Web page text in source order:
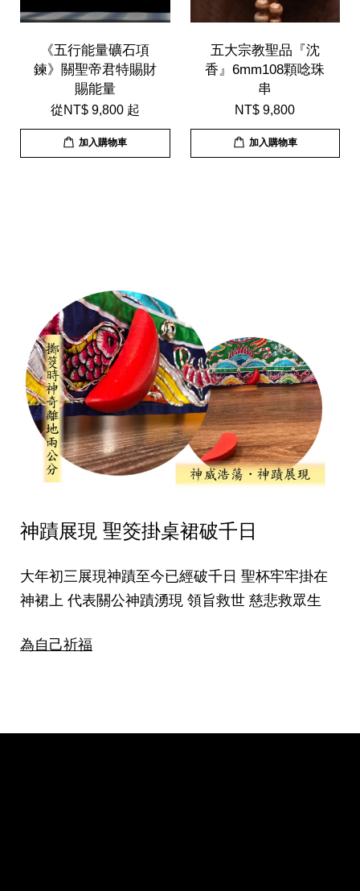
《五行能量礦石項
鍊》關聖帝君特賜財
賜能量
從NT$ 9,800 起
加入購物車
五大宗教聖品『沈
香』6mm108顆唸珠
串
NT$ 9,800
加入購物車
神蹟展現 聖筊掛桌裙破千日
大年初三展現神蹟至今已經破千日 聖杯牢牢掛在
神裙上 代表關公神蹟湧現 領旨救世 慈悲救眾生
為自己祈福